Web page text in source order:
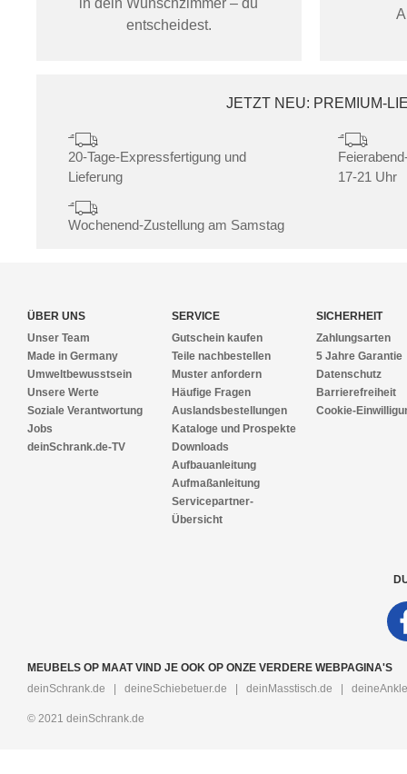
in dein Wunschzimmer – du
entscheidest.
JETZT NEU: PREMIUM-
20-Tage-Expressfertigung und
Lieferung
17-21 Uhr
Wochenend-Zustellung am Samstag
ÜBER UNS
Unser Team
Made in Germany
Umweltbewusstsein
Unsere Werte
Soziale Verantwortung
Jobs
deinSchrank.de-TV
SERVICE
Gutschein kaufen
Teile nachbestellen
Muster anfordern
Häufige Fragen
Auslandsbestellungen
Kataloge und Prospekte
Downloads
Aufbauanleitung
Aufmaßanleitung
Servicepartner-
Übersicht
SICHERHEIT
Zahlungsarten
5 Jahre Garantie
Datenschutz
Barrierefreiheit
Cookie-
MEUBELS OP MAAT VIND JE OOK OP ONZE VERDERE WEBPAGINA'S
deinSchrank.de | deineSchiebetuer.de | deinMasstisch.de |
© 2021 deinSchrank.de